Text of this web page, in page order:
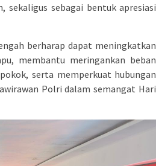
sebagai bentuk apresiasi
berharap dapat meningkatkan
membantu meringankan beban
serta memperkuat hubungan
Polri dalam semangat Hari